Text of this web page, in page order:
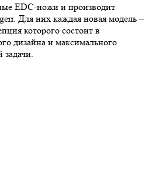
EDC-ножи и производит
Для них каждая новая модель –
которого состоит в
дизайна и максимального